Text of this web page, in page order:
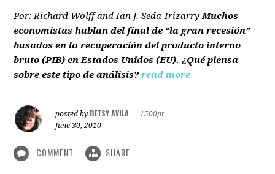
Por: Richard Wolff and Ian J. Seda-Irizarry Muchos
economistas hablan del final de “la gran recesión”
basados en la recuperación del producto interno
bruto(PIB)en Estados Unidos(EU). ¿Qué piensa
sobre este tipo de análisis? read more
posted by BETSY AVILA
1500pt
June 30, 2010
COMMENT SHARE